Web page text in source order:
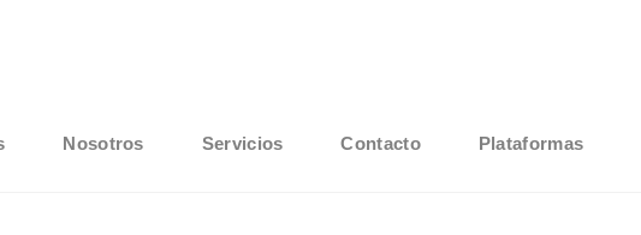
Nosotros Servicios Contacto Plataformas